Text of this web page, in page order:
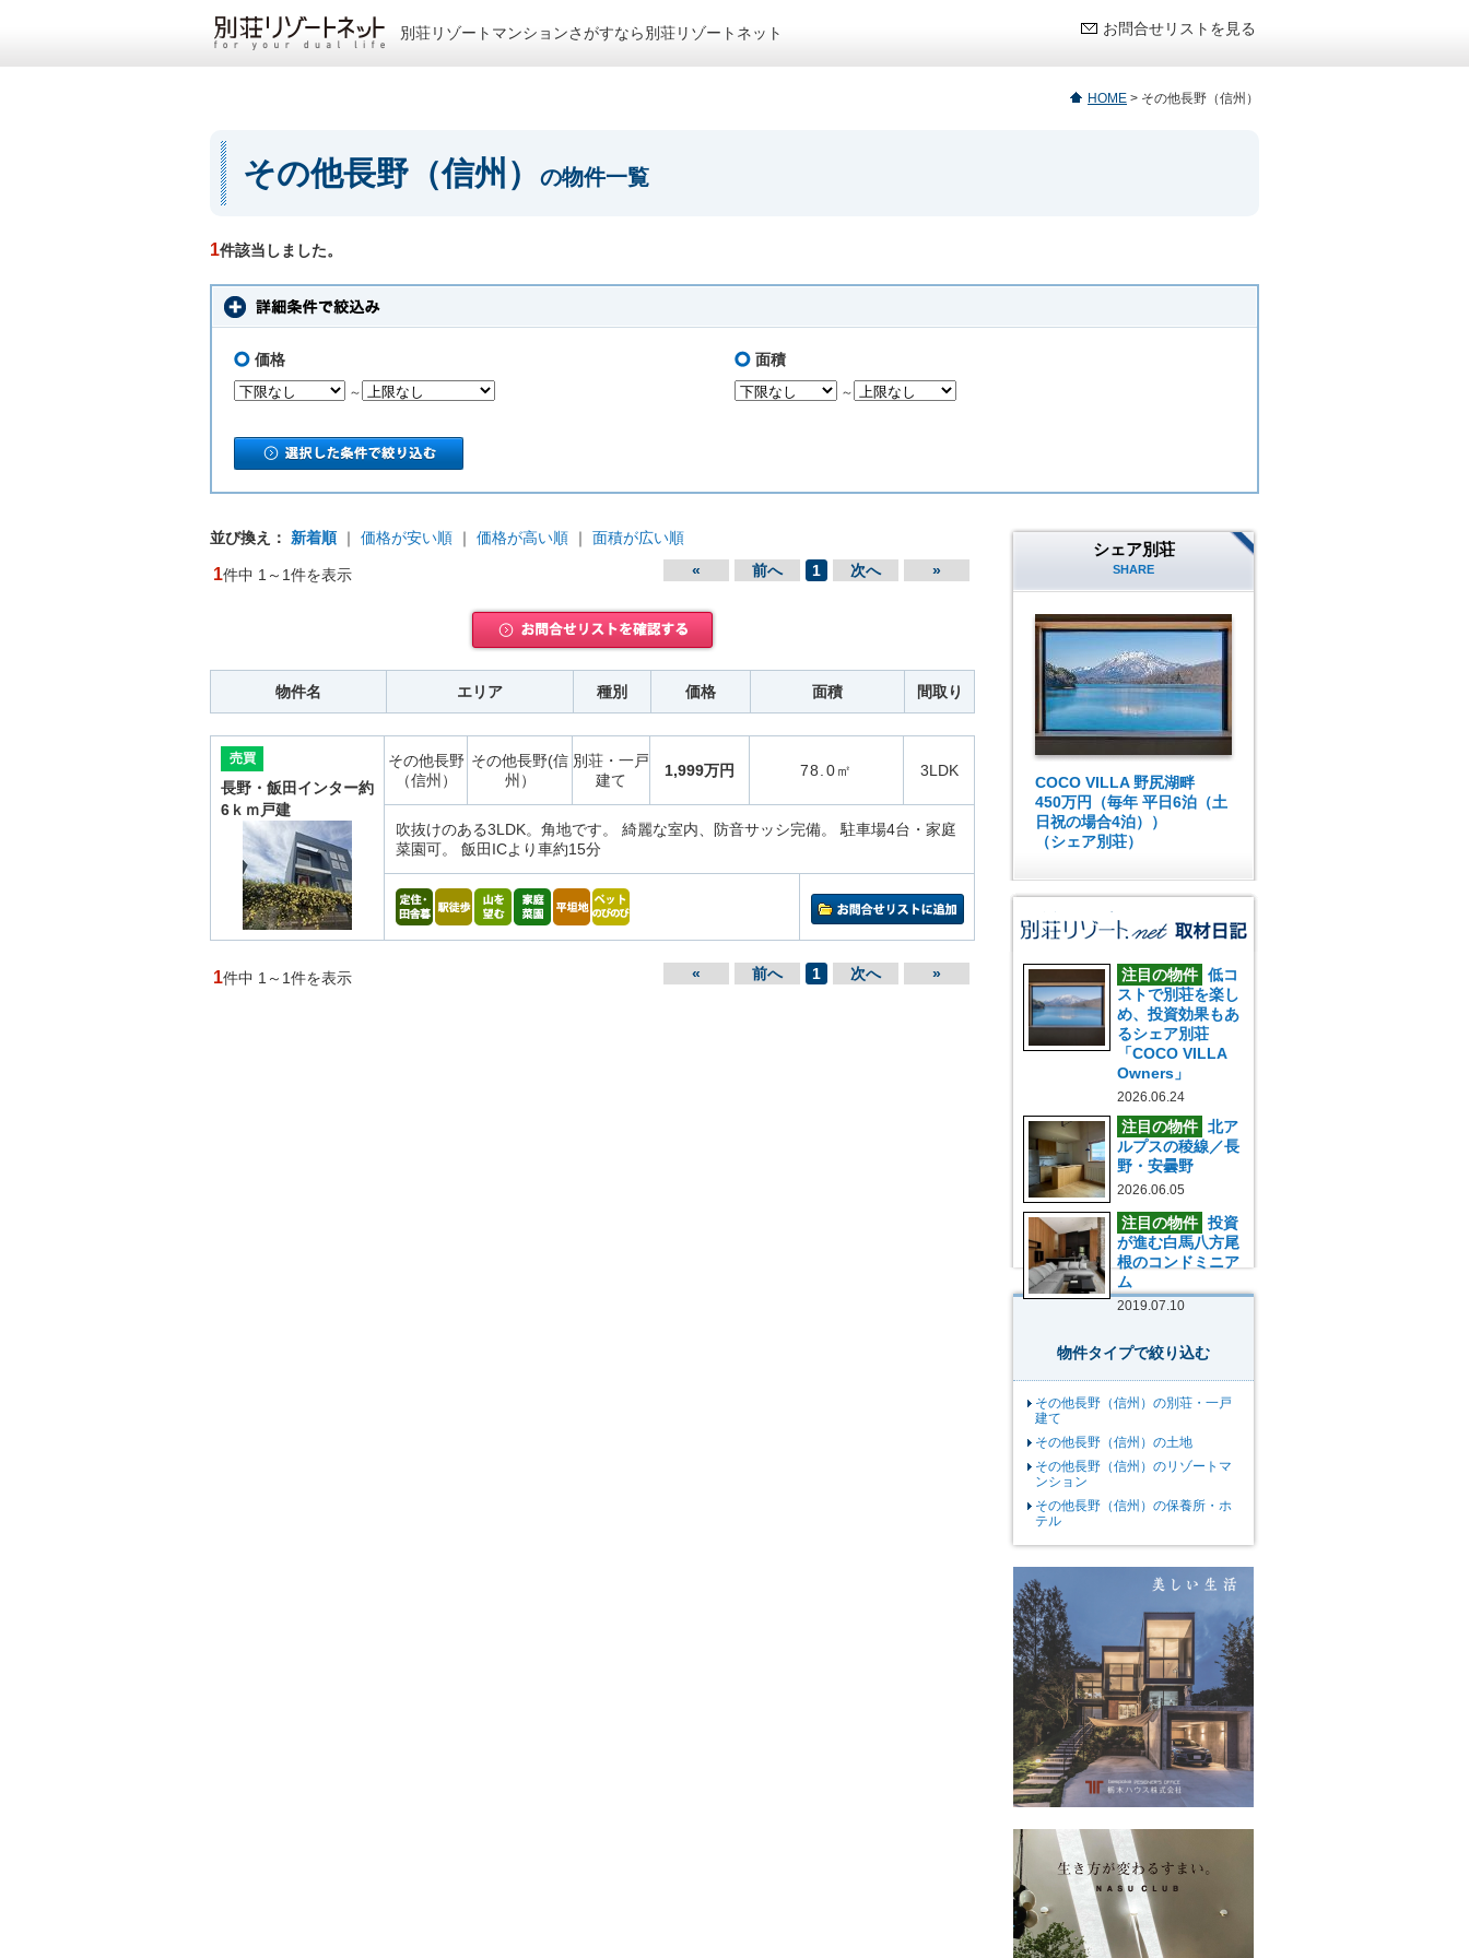
別荘リゾートマンションさがすなら別荘リゾートネット お問合せリストを見る
HOME > その他長野（信州）
その他長野（信州） の物件一覧
1件該当しました。
価格
～
面積
～
並び換え： 新着順 ｜ 価格が安い順 ｜ 価格が高い順 ｜ 面積が広い順
1件中 1～1件を表示 « 前へ 1 次へ »
物件名 エリア 種別 価格 面積 間取り
売買
長野・飯田インター約
6ｋｍ戸建
その他長野
（信州）
その他長野(信
州）
別荘・一戸
建て
1,999万円 78.0㎡ 3LDK
吹抜けのある3LDK。角地です。 綺麗な室内、防音サッシ完備。 駐車場4台・家庭
菜園可。 飯田ICより車約15分
1件中 1～1件を表示 « 前へ 1 次へ »
シェア別荘
SHARE
COCO VILLA 野尻湖畔
450万円（毎年 平日6泊（土
日祝の場合4泊））
（シェア別荘）
注目の物件 低コ
ストで別荘を楽し
め、投資効果もあ
るシェア別荘
「COCO VILLA
Owners」
2026.06.24
注目の物件 北ア
ルプスの稜線／長
野・安曇野
2026.06.05
注目の物件 投資
が進む白馬八方尾
根のコンドミニア
ム
2019.07.10
物件タイプで絞り込む
その他長野（信州）の別荘・一戸
建て
その他長野（信州）の土地
その他長野（信州）のリゾートマ
ンション
その他長野（信州）の保養所・ホ
テル